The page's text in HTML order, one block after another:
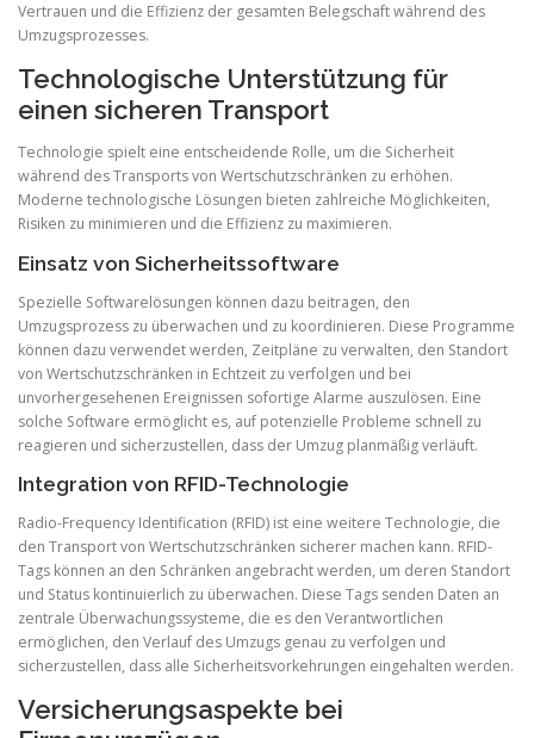
Vertrauen und die Effizienz der gesamten Belegschaft während des
Umzugsprozesses.
Technologische Unterstützung für
einen sicheren Transport
Technologie spielt eine entscheidende Rolle, um die Sicherheit
während des Transports von Wertschutzschränken zu erhöhen.
Moderne technologische Lösungen bieten zahlreiche Möglichkeiten,
Risiken zu minimieren und die Effizienz zu maximieren.
Einsatz von Sicherheitssoftware
Spezielle Softwarelösungen können dazu beitragen, den
Umzugsprozess zu überwachen und zu koordinieren. Diese Programme
können dazu verwendet werden, Zeitpläne zu verwalten, den Standort
von Wertschutzschränken in Echtzeit zu verfolgen und bei
unvorhergesehenen Ereignissen sofortige Alarme auszulösen. Eine
solche Software ermöglicht es, auf potenzielle Probleme schnell zu
reagieren und sicherzustellen, dass der Umzug planmäßig verläuft.
Integration von RFID-Technologie
Radio-Frequency Identification (RFID) ist eine weitere Technologie, die
den Transport von Wertschutzschränken sicherer machen kann. RFID-
Tags können an den Schränken angebracht werden, um deren Standort
und Status kontinuierlich zu überwachen. Diese Tags senden Daten an
zentrale Überwachungssysteme, die es den Verantwortlichen
ermöglichen, den Verlauf des Umzugs genau zu verfolgen und
sicherzustellen, dass alle Sicherheitsvorkehrungen eingehalten werden.
Versicherungsaspekte bei